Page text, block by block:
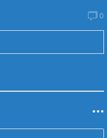
0